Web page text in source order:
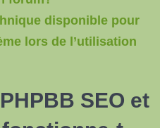
disponible pour
lors de l’utilisation
SEO et